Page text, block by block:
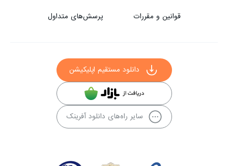
قوانین و مقررات پرسش‌های متداول
دانلود مستقیم اپلیکیشن
سایر راه‌های دانلود آفرینک